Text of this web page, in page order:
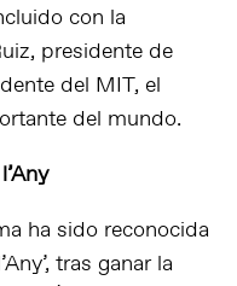
con la
presidente de
del MIT, el
del mundo.
ha sido reconocida
tras ganar la